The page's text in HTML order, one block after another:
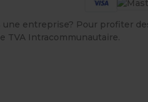
une entreprise? Pour profiter
TVA Intracommunautaire.